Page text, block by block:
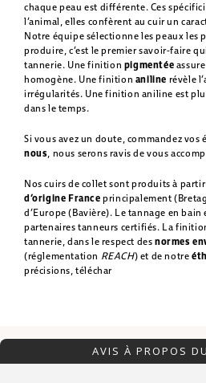
chaque peau est différente. Ces
l’animal, elles confèrent au cuir un
Notre équipe sélectionne les peaux les
produire, c’est le premier savoir-faire
tannerie. Une finition pigmentée
homogène. Une finition aniline révèle
irrégularités. Une finition aniline est
dans le temps.
Si vous avez un doute, commandez vos
nous, nous serons ravis de vous
Nos cuirs de collet sont produits à partir
d’origine France principalement
d’Europe (Bavière). Le tannage en bain
partenaires tanneurs certifiés. La
tannerie, dans le respect desnormes
(réglementation REACH) et de notre
précisions, téléchar
AVIS À PROPOS